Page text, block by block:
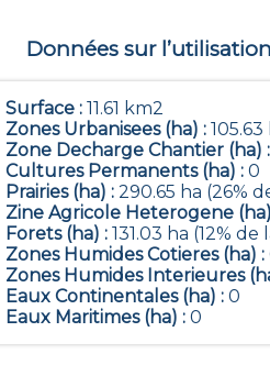
Données sur
Surface : 11.61 km2
Zones Urbanisees (ha) :
Zone Decharge Chantier (ha) :
Cultures Permanents (ha) : 0
Prairies (ha) : 290.65 ha (26%
Zine Agricole Heterogene
Forets (ha) : 131.03 ha (12%
Zones Humides Cotieres (ha) :
Zones Humides Interieures
Eaux Continentales (ha) : 0
Eaux Maritimes (ha) : 0